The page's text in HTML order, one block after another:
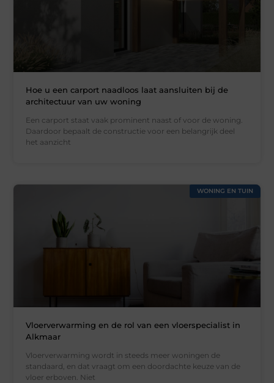
Hoe u een carport naadloos laat aansluiten bij de
architectuur van uw woning
Een carport staat vaak prominent naast of voor de woning.
Daardoor bepaalt de constructie voor een belangrijk deel
het aanzicht
WONING EN TUIN
Vloerverwarming en de rol van een vloerspecialist in
Alkmaar
Vloerverwarming wordt in steeds meer woningen de
standaard, en dat vraagt om een doordachte keuze van de
vloer erboven. Niet